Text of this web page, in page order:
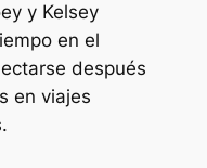
y Kelsey
en el
después
en viajes